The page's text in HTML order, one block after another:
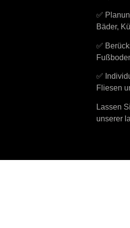
✅
Bäder,
✅
✅
Fliesen
Lassen
unserer